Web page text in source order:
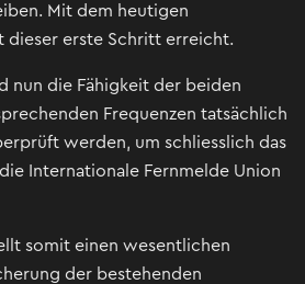
Mit dem heutigen
dieser erste Schritt erreicht.
nun die Fähigkeit der beiden
Frequenzen tatsächlich
werden, um schliesslich das
Internationale Fernmelde Union
somit einen wesentlichen
der bestehenden